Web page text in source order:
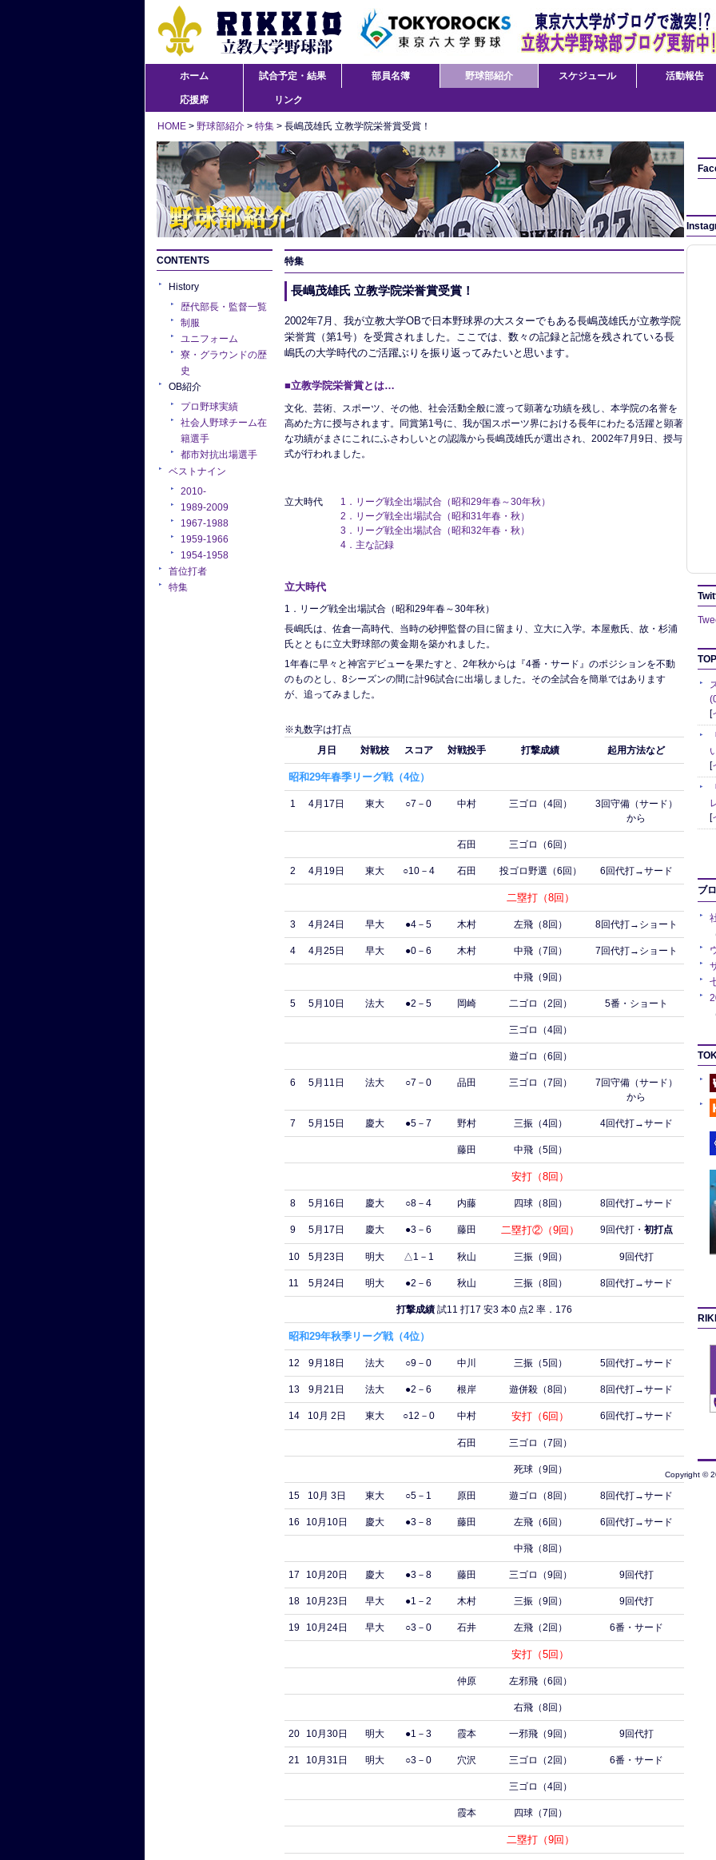
ホーム 試合予定・結果 部員名簿 野球部紹介 スケジュール 活動報告
応援席 リンク
HOME > 野球部紹介 > 特集 > 長嶋茂雄氏 立教学院栄誉賞受賞！
CONTENTS
History
歴代部長・監督一覧
制服
ユニフォーム
寮・グラウンドの歴
史
OB紹介
プロ野球実績
社会人野球チーム在
籍選手
都市対抗出場選手
ベストナイン
2010-
1989-2009
1967-1988
1959-1966
1954-1958
首位打者
特集
特集
長嶋茂雄氏 立教学院栄誉賞受賞！
2002年7月、我が立教大学OBで日本野球界の大スターでもある長嶋茂雄氏が立教学院
栄誉賞（第1号）を受賞されました。ここでは、数々の記録と記憶を残されている長
嶋氏の大学時代のご活躍ぶりを振り返ってみたいと思います。
■立教学院栄誉賞とは…
文化、芸術、スポーツ、その他、社会活動全般に渡って顕著な功績を残し、本学院の名誉を
高めた方に授与されます。同賞第1号に、我が国スポーツ界における長年にわたる活躍と顕著
な功績がまさにこれにふさわしいとの認識から長嶋茂雄氏が選出され、2002年7月9日、授与
式が行われました。
立大時代
1．リーグ戦全出場試合（昭和29年春～30年秋）
2．リーグ戦全出場試合（昭和31年春・秋）
3．リーグ戦全出場試合（昭和32年春・秋）
4．主な記録
立大時代
1．リーグ戦全出場試合（昭和29年春～30年秋）
長嶋氏は、佐倉一高時代、当時の砂押監督の目に留まり、立大に入学。本屋敷氏、故・杉浦
氏とともに立大野球部の黄金期を築かれました。
1年春に早々と神宮デビューを果たすと、2年秋からは『4番・サード』のポジションを不動
のものとし、8シーズンの間に計96試合に出場しました。その全試合を簡単ではあります
が、追ってみました。
※丸数字は打点
月日
対戦校 スコア 対戦投手 打撃成績 起用方法など
昭和29年春季リーグ戦（4位）
1 4月17日 東大 ○7－0 中村 三ゴロ（4回）
3回守備（サード）
から
石田 三ゴロ（6回）
2 4月19日 東大 ○10－4 石田 投ゴロ野選（6回） 6回代打→サード
二塁打（8回）
3 4月24日 早大 ●4－5 木村 左飛（8回） 8回代打→ショート
4 4月25日 早大 ●0－6 木村 中飛（7回） 7回代打→ショート
中飛（9回）
5 5月10日 法大 ●2－5 岡崎 二ゴロ（2回） 5番・ショート
三ゴロ（4回）
遊ゴロ（6回）
6 5月11日 法大 ○7－0 品田 三ゴロ（7回）
7回守備（サード）
から
7 5月15日 慶大 ●5－7 野村 三振（4回） 4回代打→サード
藤田 中飛（5回）
安打（8回）
8 5月16日 慶大 ○8－4 内藤 四球（8回） 8回代打→サード
9 5月17日 慶大 ●3－6 藤田 二塁打②（9回） 9回代打・ 初打点
10 5月23日 明大 △1－1 秋山 三振（9回） 9回代打
11 5月24日 明大 ●2－6 秋山 三振（8回） 8回代打→サード
打撃成績 試11 打17 安3 本0 点2 率．176
昭和29年秋季リーグ戦（4位）
12 9月18日 法大 ○9－0 中川 三振（5回） 5回代打→サード
13 9月21日 法大 ●2－6 根岸 遊併殺（8回） 8回代打→サード
14 10月 2日 東大 ○12－0 中村 安打（6回） 6回代打→サード
石田 三ゴロ（7回）
死球（9回）
15 10月 3日 東大 ○5－1 原田 遊ゴロ（8回） 8回代打→サード
16 10月10日 慶大 ●3－8 藤田 左飛（6回） 6回代打→サード
中飛（8回）
17 10月20日 慶大 ●3－8 藤田 三ゴロ（9回） 9回代打
18 10月23日 早大 ●1－2 木村 三振（9回） 9回代打
19 10月24日 早大 ○3－0 石井 左飛（2回） 6番・サード
安打（5回）
仲原 左邪飛（6回）
右飛（8回）
20 10月30日 明大 ●1－3 霞本 一邪飛（9回） 9回代打
21 10月31日 明大 ○3－0 穴沢 三ゴロ（2回） 6番・サード
三ゴロ（4回）
霞本 四球（7回）
二塁打（9回）
[
[
[
ブ
Copyright ©